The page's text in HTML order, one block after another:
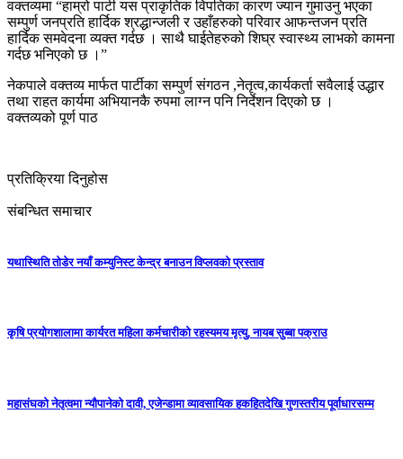
वक्तव्यमा “हाम्रो पार्टी यस प्राकृतिक विपतिका कारण ज्यान गुमाउनु भएका
सम्पुर्ण जनप्रति हार्दिक श्रद्धान्जली र उहाँहरुको परिवार आफन्तजन प्रति
हार्दिक समवेदना व्यक्त गर्दछ । साथै घाईतेहरुको शिघ्र स्वास्थ्य लाभको कामना
गर्दछ भनिएको छ ।”
नेकपाले वक्तव्य मार्फत पार्टीका सम्पुर्ण संगठन ,नेतृत्व,कार्यकर्ता सवैलाई उद्धार
तथा राहत कार्यमा अभियानकै रुपमा लाग्न पनि निर्देशन दिएको छ ।
वक्तव्यको पूर्ण पाठ
प्रतिक्रिया दिनुहोस
संबन्धित समाचार
यथास्थिति तोडेर नयाँ कम्युनिस्ट केन्द्र बनाउन विप्लवको प्रस्ताव
कृषि प्रयोगशालामा कार्यरत महिला कर्मचारीको रहस्यमय मृत्यु, नायब सुब्बा पक्राउ
महासंघको नेतृत्वमा न्यौपानेको दावी, एजेन्डामा व्यावसायिक हकहितदेखि गुणस्तरीय पूर्वाधारसम्म